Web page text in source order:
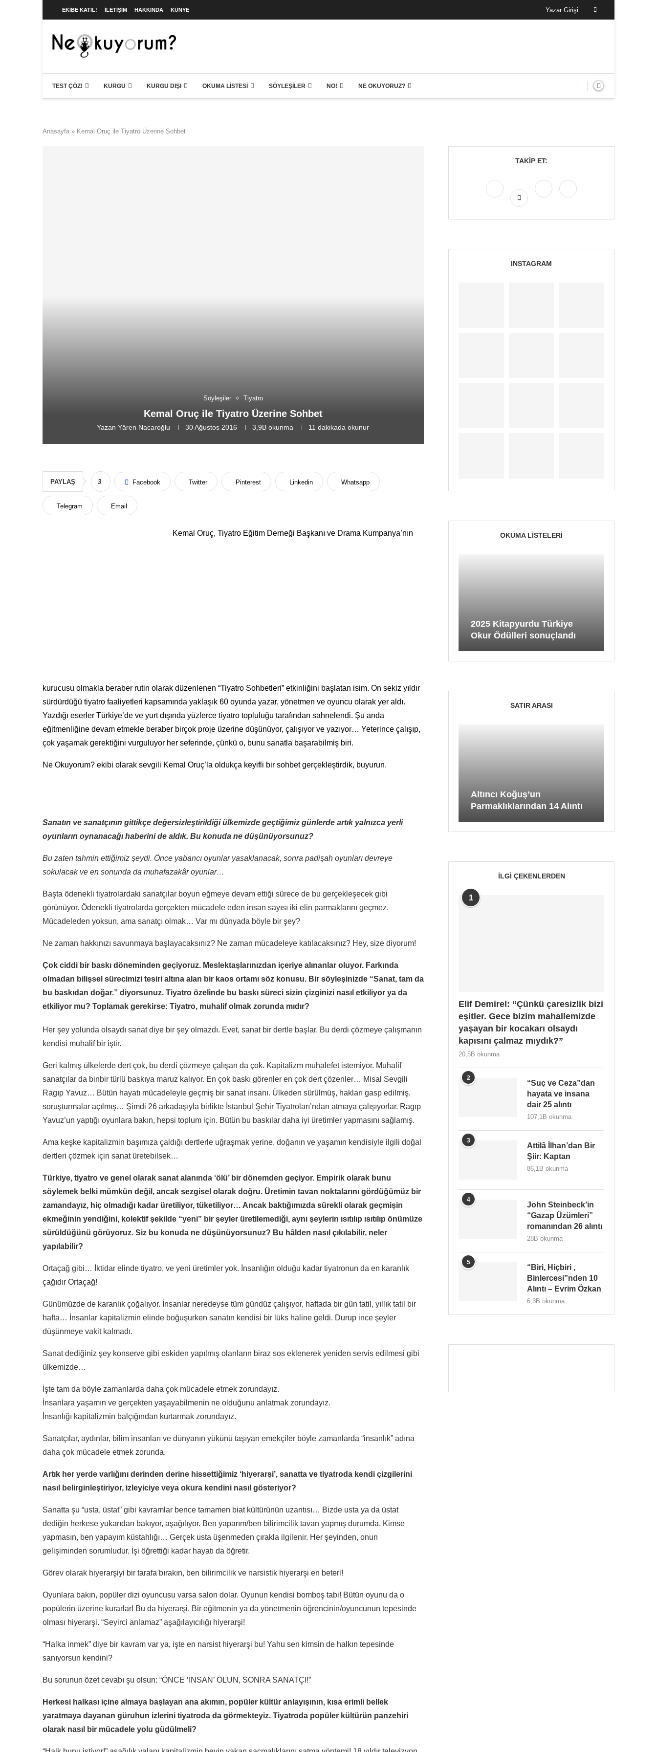
EKIBE KATIL! İLETIŞIM HAKKINDA KÜNYE Yazar Girişi
TEST ÇÖZ! KURGU KURGU DIŞI OKUMA LISTESI SÖYLEŞILER NO! NE OKUYORUZ?
Anasayfa » Kemal Oruç ile Tiyatro Üzerine Sohbet
Söyleşiler Tiyatro
Kemal Oruç ile Tiyatro Üzerine Sohbet
YazanYâren Nacaroğlu 30 Ağustos 2016 3,9B okunma 11 dakikada okunur
PAYLAŞ 3 Facebook Twitter Pinterest Linkedin Whatsapp
Telegram Email
Kemal Oruç, Tiyatro Eğitim Derneği Başkanı ve Drama Kumpanya’nın
kurucusu olmakla beraber rutin olarak düzenlenen “Tiyatro Sohbetleri” etkinliğini başlatan isim. On sekiz yıldır
sürdürdüğü tiyatro faaliyetleri kapsamında yaklaşık 60 oyunda yazar, yönetmen ve oyuncu olarak yer aldı.
Yazdığı eserler Türkiye’de ve yurt dışında yüzlerce tiyatro topluluğu tarafından sahnelendi. Şu anda
eğitmenliğine devam etmekle beraber birçok proje üzerine düşünüyor, çalışıyor ve yazıyor… Yeterince çalışıp,
çok yaşamak gerektiğini vurguluyor her seferinde, çünkü o, bunu sanatla başarabilmiş biri.
Ne Okuyorum? ekibi olarak sevgili Kemal Oruç’la oldukça keyifli bir sohbet gerçekleştirdik, buyurun.
Sanatın ve sanatçının gittikçe değersizleştirildiği ülkemizde geçtiğimiz günlerde artık yalnızca yerli
oyunların oynanacağı haberini de aldık. Bu konuda ne düşünüyorsunuz?
Bu zaten tahmin ettiğimiz şeydi. Önce yabancı oyunlar yasaklanacak, sonra padişah oyunları devreye
sokulacak ve en sonunda da muhafazakâr oyunlar…
Başta ödenekli tiyatrolardaki sanatçılar boyun eğmeye devam ettiği sürece de bu gerçekleşecek gibi
görünüyor. Ödenekli tiyatrolarda gerçekten mücadele eden insan sayısı iki elin parmaklarını geçmez.
Mücadeleden yoksun, ama sanatçı olmak… Var mı dünyada böyle bir şey?
Ne zaman hakkınızı savunmaya başlayacaksınız? Ne zaman mücadeleye katılacaksınız? Hey, size diyorum!
Çok ciddi bir baskı döneminden geçiyoruz. Meslektaşlarınızdan içeriye alınanlar oluyor. Farkında
olmadan bilişsel sürecimizi tesiri altına alan bir kaos ortamı söz konusu. Bir söyleşinizde “Sanat, tam da
bu baskıdan doğar.” diyorsunuz. Tiyatro özelinde bu baskı süreci sizin çizginizi nasıl etkiliyor ya da
etkiliyor mu? Toplamak gerekirse: Tiyatro, muhalif olmak zorunda mıdır?
Her şey yolunda olsaydı sanat diye bir şey olmazdı. Evet, sanat bir dertle başlar. Bu derdi çözmeye çalışmanın
kendisi muhalif bir iştir.
Geri kalmış ülkelerde dert çok, bu derdi çözmeye çalışan da çok. Kapitalizm muhalefet istemiyor. Muhalif
sanatçılar da binbir türlü baskıya maruz kalıyor. En çok baskı görenler en çok dert çözenler… Misal Sevgili
Ragıp Yavuz… Bütün hayatı mücadeleyle geçmiş bir sanat insanı. Ülkeden sürülmüş, hakları gasp edilmiş,
soruşturmalar açılmış… Şimdi 26 arkadaşıyla birlikte İstanbul Şehir Tiyatroları’ndan atmaya çalışıyorlar. Ragıp
Yavuz’un yaptığı oyunlara bakın, hepsi toplum için. Bütün bu baskılar daha iyi üretimler yapmasını sağlamış.
Ama keşke kapitalizmin başımıza çaldığı dertlerle uğraşmak yerine, doğanın ve yaşamın kendisiyle ilgili doğal
dertleri çözmek için sanat üretebilsek…
Türkiye, tiyatro ve genel olarak sanat alanında ‘ölü’ bir dönemden geçiyor. Empirik olarak bunu
söylemek belki mümkün değil, ancak sezgisel olarak doğru. Üretimin tavan noktalarını gördüğümüz bir
zamandayız, hiç olmadığı kadar üretiliyor, tüketiliyor… Ancak baktığımızda sürekli olarak geçmişin
ekmeğinin yendiğini, kolektif şekilde “yeni” bir şeyler üretilemediği, aynı şeylerin ısıtılıp ısıtılıp önümüze
sürüldüğünü görüyoruz. Siz bu konuda ne düşünüyorsunuz? Bu hâlden nasıl çıkılabilir, neler
yapılabilir?
Ortaçağ gibi… İktidar elinde tiyatro, ve yeni üretimler yok. İnsanlığın olduğu kadar tiyatronun da en karanlık
çağıdır Ortaçağ!
Günümüzde de karanlık çoğalıyor. İnsanlar neredeyse tüm gündüz çalışıyor, haftada bir gün tatil, yıllık tatil bir
hafta… İnsanlar kapitalizmin elinde boğuşurken sanatın kendisi bir lüks haline geldi. Durup ince şeyler
düşünmeye vakit kalmadı.
Sanat dediğiniz şey konserve gibi eskiden yapılmış olanların biraz sos eklenerek yeniden servis edilmesi gibi
ülkemizde…
İşte tam da böyle zamanlarda daha çok mücadele etmek zorundayız.
İnsanlara yaşamın ve gerçekten yaşayabilmenin ne olduğunu anlatmak zorundayız.
İnsanlığı kapitalizmin balçığından kurtarmak zorundayız.
Sanatçılar, aydınlar, bilim insanları ve dünyanın yükünü taşıyan emekçiler böyle zamanlarda “insanlık” adına
daha çok mücadele etmek zorunda.
Artık her yerde varlığını derinden derine hissettiğimiz ‘hiyerarşi’, sanatta ve tiyatroda kendi çizgilerini
nasıl belirginleştiriyor, izleyiciye veya okura kendini nasıl gösteriyor?
Sanatta şu “usta, üstat” gibi kavramlar bence tamamen biat kültürünün uzantısı… Bizde usta ya da üstat
dediğin herkese yukarıdan bakıyor, aşağılıyor. Ben yaparım/ben bilirimcilik tavan yapmış durumda. Kimse
yapmasın, ben yapayım küstahlığı… Gerçek usta üşenmeden çırakla ilgilenir. Her şeyinden, onun
gelişiminden sorumludur. İşi öğrettiği kadar hayatı da öğretir.
Görev olarak hiyerarşiyi bir tarafa bırakın, ben bilirimcilik ve narsistik hiyerarşi en beteri!
Oyunlara bakın, popüler dizi oyuncusu varsa salon dolar. Oyunun kendisi bomboş tabi! Bütün oyunu da o
popülerin üzerine kurarlar! Bu da hiyerarşi. Bir eğitmenin ya da yönetmenin öğrencinin/oyuncunun tepesinde
olması hiyerarşi. “Seyirci anlamaz” aşağılayıcılığı hiyerarşi!
“Halka inmek” diye bir kavram var ya, işte en narsist hiyerarşi bu! Yahu sen kimsin de halkın tepesinde
sanıyorsun kendini?
Bu sorunun özet cevabı şu olsun: “ÖNCE ‘İNSAN’ OLUN, SONRA SANATÇI!”
Herkesi halkası içine almaya başlayan ana akımın, popüler kültür anlayışının, kısa erimli bellek
yaratmaya dayanan güruhun izlerini tiyatroda da görmekteyiz. Tiyatroda popüler kültürün panzehiri
olarak nasıl bir mücadele yolu güdülmeli?
TAKIP ET:
INSTAGRAM
OKUMA LISTELERI
2025 Kitapyurdu Türkiye
Okur Ödülleri sonuçlandı
SATIR ARASI
Altıncı Koğuş’un
Parmaklıklarından 14 Alıntı
İLGI ÇEKENLERDEN
1
Elif Demirel: “Çünkü çaresizlik bizi
eşitler. Gece bizim mahallemizde
yaşayan bir kocakarı olsaydı
kapısını çalmaz mıydık?”
20,5B okunma
2
“Suç ve Ceza”dan
hayata ve insana
dair 25 alıntı
107,1B okunma
3
Attilâ İlhan’dan Bir
Şiir: Kaptan
86,1B okunma
4
John Steinbeck’in
“Gazap Üzümleri”
romanından 26 alıntı
28B okunma
5
“Biri, Hiçbiri ,
Binlercesi”nden 10
Alıntı – Evrim Özkan
6,3B okunma